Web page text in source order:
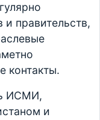
и правительств,
контакты.
ИСМИ,
и